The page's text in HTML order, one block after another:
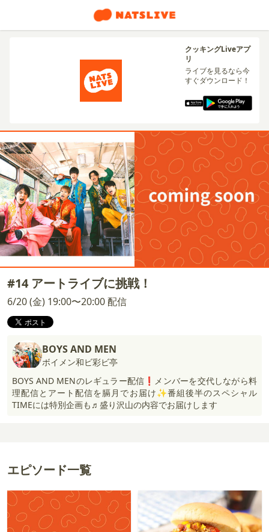
クッキングLiveアプ
リ
ライブを見るなら今
すぐダウンロード！
#14 アートライブに挑戦！
6/20 (金) 19:00〜20:00 配信
BOYS AND MEN
ボイメン和ビ彩ビ亭
BOYS AND MENのレギュラー配信❗️メンバーを交代しながら料
理配信とアート配信を膈月でお届け✨番組後半のスペシャル
TIMEには特別企画も♬盛り沢山の内容でお届けします
エピソード一覧